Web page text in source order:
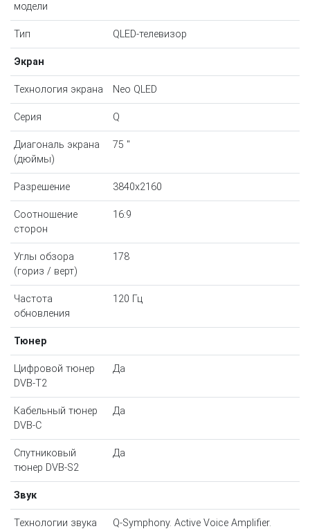
модели
Тип QLED-телевизор
Экран
Технология экрана Neo QLED
Серия Q
Диагональ экрана
(дюймы)
75 "
Разрешение 3840x2160
Соотношение
сторон
16:9
Углы обзора
(гориз / верт)
178
Частота
обновления
120 Гц
Тюнер
Цифровой тюнер
DVB-T2
Да
Кабельный тюнер
DVB-C
Да
Спутниковый
тюнер DVB-S2
Да
Звук
Технологии звука
Q-Symphony. Active Voice Amplifier.